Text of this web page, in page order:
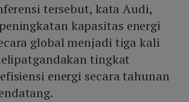
tersebut, kata Audi,
kapasitas energi
global menjadi tiga kali
tingkat
energi secara tahunan